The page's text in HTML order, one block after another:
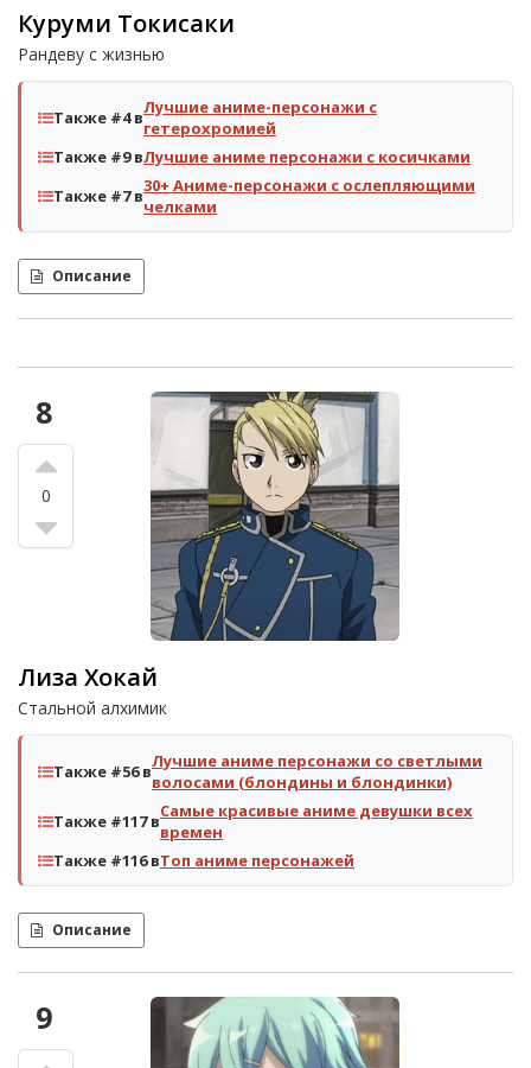
Куруми Токисаки
Рандеву с жизнью
Также #4 вЛучшие аниме-персонажи с
гетерохромией
Также #9 вЛучшие аниме персонажи с косичками
Также #7 в30+ Аниме-персонажи с ослепляющими
челками
Описание
8
0
Лиза Хокай
Стальной алхимик
Также #56 вЛучшие аниме персонажи со светлыми
волосами (блондины и блондинки)
Также #117 вСамые красивые аниме девушки всех
времен
Также #116 вТоп аниме персонажей
Описание
9